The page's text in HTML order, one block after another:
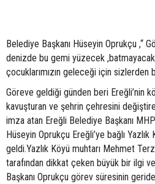
Belediye Başkanı Hüseyin Oprukçu ,“
denizde bu gemi yüzecek
çocuklarımızın geleceği için sizlerden
Göreve geldiği günden beri Ereğli’nin
kavuşturan ve şehrin çehresini
imza atan Ereğli Belediye Başkanı
Hüseyin Oprukçu Ereğli’ye bağlı
geldi.Yazlık Köyü muhtarı Mehmet
tarafından dikkat çeken büyük bir ilgi
Başkanı Oprukçu görev süresinin